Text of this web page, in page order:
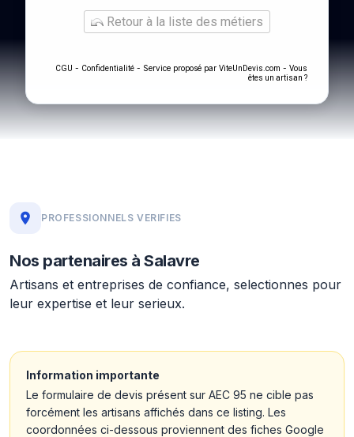
Retour à la liste des métiers
CGU - Confidentialité - Service proposé par ViteUnDevis.com - Vous
êtes un artisan ?
PROFESSIONNELS VERIFIES
Nos partenaires à Salavre
Artisans et entreprises de confiance, selectionnes pour
leur expertise et leur serieux.
Information importante
Le formulaire de devis présent sur AEC 95 ne cible pas
forcément les artisans affichés dans ce listing. Les
coordonnées ci-dessous proviennent des fiches Google